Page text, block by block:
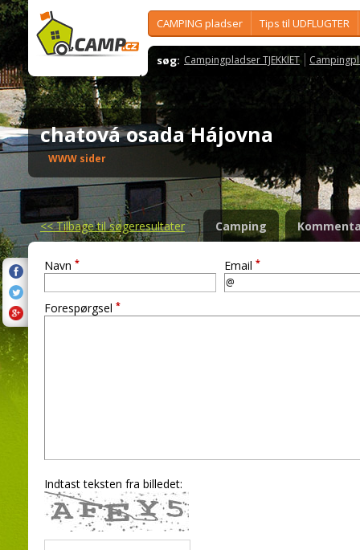
CAMPING pladser Tips til UDFLUGTER
søg: Campingpladser TJEKKIET
chatová osada Hájovna
WWW sider
<<Tilbage til søgeresultater Camping
Navn * Email *
Forespørgsel *
Indtast teksten fra billedet: